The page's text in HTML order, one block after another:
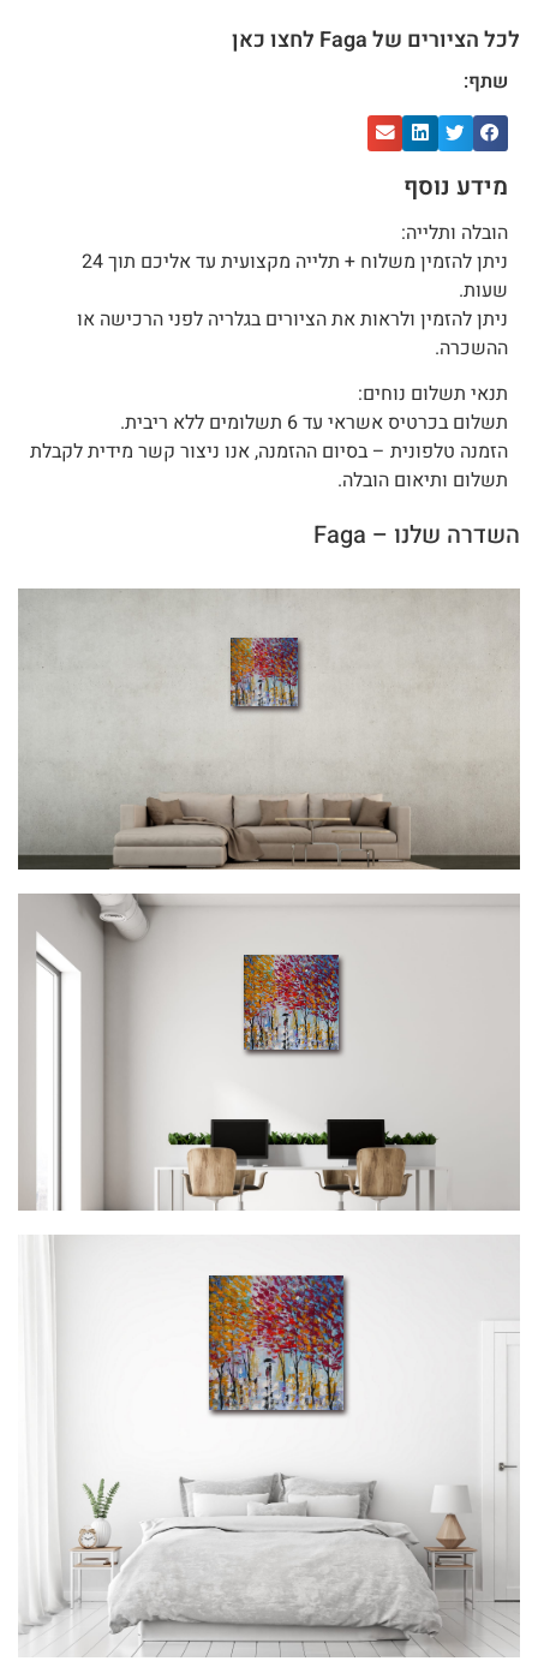
לכל הציורים של Faga לחצו כאן
שתף:
מידע נוסף
הובלה ותלייה:
ניתן להזמין משלוח + תלייה מקצועית עד אליכם תוך 24
שעות.
ניתן להזמין ולראות את הציורים בגלריה לפני הרכישה או
ההשכרה.
תנאי תשלום נוחים:
תשלום בכרטיס אשראי עד 6 תשלומים ללא ריבית.
הזמנה טלפונית – בסיום ההזמנה, אנו ניצור קשר מידית לקבלת
תשלום ותיאום הובלה.
השדרה שלנו – Faga